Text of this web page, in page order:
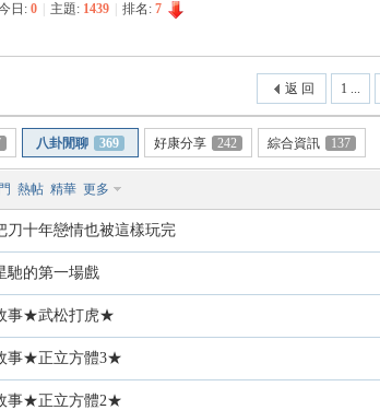
›
日: 0 主題: 1439 排名: 7
1 ...
返 回
八卦閒聊 369 好康分享 242 綜合資訊 137
熱帖 精華 更多
刀十年戀情也被這樣玩完
馳的第一場戲
事★武松打虎★
事★正立方體3★
事★正立方體2★